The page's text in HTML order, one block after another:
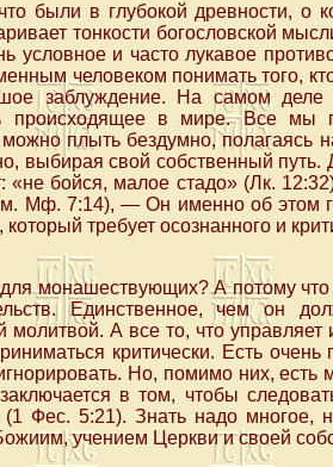
были в глубокой древности, о
тонкости богословской
условное и часто лукавое
человеком понимать того,
заблуждение. На самом
происходящее в мире. Все
плыть бездумно, полагаясь
выбирая свой собственный путь.
«не бойся, малое стадо» (Лк.
Мф. 7:14), — Он именно об этом
требует осознанного и
монашествующих? А потому
Единственное, чем он
молитвой. А все то, что
критически. Есть
Но, помимо них, есть
в том, чтобы
Фес. 5:21). Знать надо многое,
учением Церкви и своей